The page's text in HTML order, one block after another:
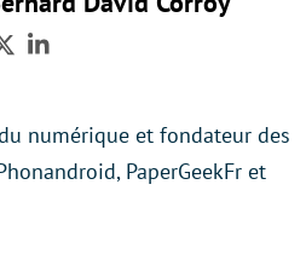
TwitterLinkedIn
numérique et fondateur des
PaperGeekFr et